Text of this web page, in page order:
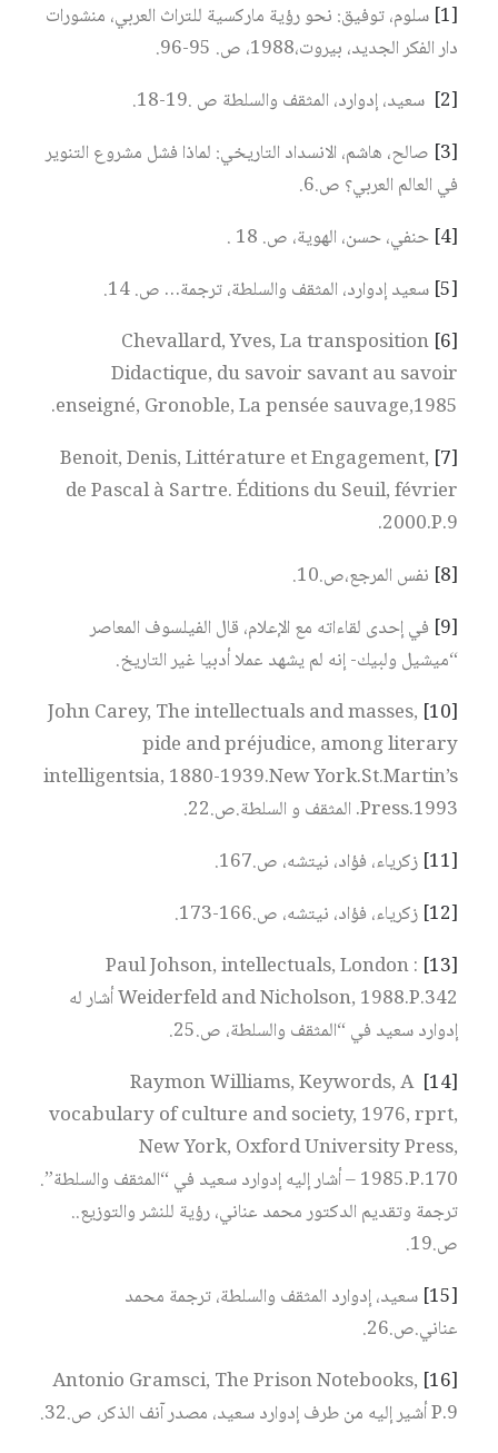
[1]
سلوم، توفيق: نحو رؤية ماركسية للتراث العربي، منشورات
دار الفكر الجديد، بيروت،1988، ص. 95-96.
[2]
سعيد، إدوارد، المثقف والسلطة ص .19-18.
[3]
صالح، هاشم، الانسداد التاريخي: لماذا فشل مشروع التنوير
في العالم العربي؟ ص.6.
[4]
حنفي، حسن، الهوية، ص. 18 .
[5]
سعيد إدوارد، المثقف والسلطة، ترجمة… ص. 14.
[6]
Chevallard, Yves, La transposition
Didactique, du savoir savant au savoir
enseigné, Gronoble, La pensée sauvage,1985.
[7]
Benoit, Denis, Littérature et Engagement,
de Pascal à Sartre. Éditions du Seuil, février
2000.P.9.
[8]
نفس المرجع،ص.10.
[9]
في إحدى لقاءاته مع الإعلام، قال الفيلسوف المعاصر
“ميشيل ولبيك- إنه لم يشهد عملا أدبيا غير التاريخ.
[10]
John Carey, The intellectuals and masses,
pide and préjudice, among literary
intelligentsia, 1880-1939.New York.St.Martin’s
Press.1993. المثقف و السلطة.ص.22.
[11]
زكرياء، فؤاد، نيتشه، ص.167.
[12]
زكرياء، فؤاد، نيتشه، ص.166-173.
[13]
Paul Johson, intellectuals, London :
Weiderfeld and Nicholson, 1988.P.342 أشار له
إدوارد سعيد في “المثقف والسلطة، ص.25.
[14]
Raymon Williams, Keywords, A
vocabulary of culture and society, 1976, rprt,
New York, Oxford University Press,
1985.P.170 – أشار إليه إدوارد سعيد في “المثقف والسلطة”.
ترجمة وتقديم الدكتور محمد عناني، رؤية للنشر والتوزيع..
ص.19.
[15]
سعيد، إدوارد المثقف والسلطة، ترجمة محمد
عناني.ص.26.
[16]
Antonio Gramsci, The Prison Notebooks,
P.9 أشير إليه من طرف إدوارد سعيد، مصدر آنف الذكر، ص.32.